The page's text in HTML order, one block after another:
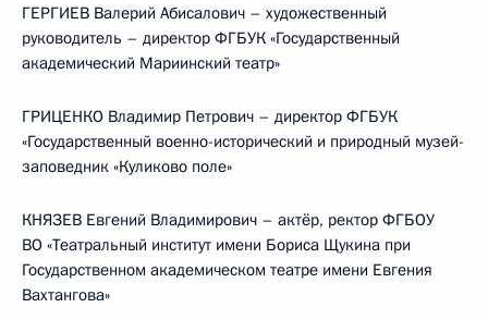
ГЕРГИЕВ Валерий Абисалович – художественный
руководитель – директор ФГБУК «Государственный
академический Мариинский театр»
ГРИЦЕНКО Владимир Петрович – директор ФГБУК
«Государственный военно-исторический и природный музей-
заповедник «Куликово поле»
КНЯЗЕВ Евгений Владимирович – актёр, ректор ФГБОУ
ВО «Театральный институт имени Бориса Щукина при
Государственном академическом театре имени Евгения
Вахтангова»